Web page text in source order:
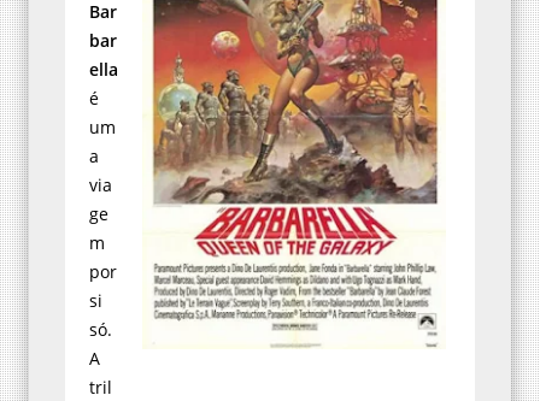
Bar
bar
ella
é
um
a
via
ge
m
por
si
só.
A
tril